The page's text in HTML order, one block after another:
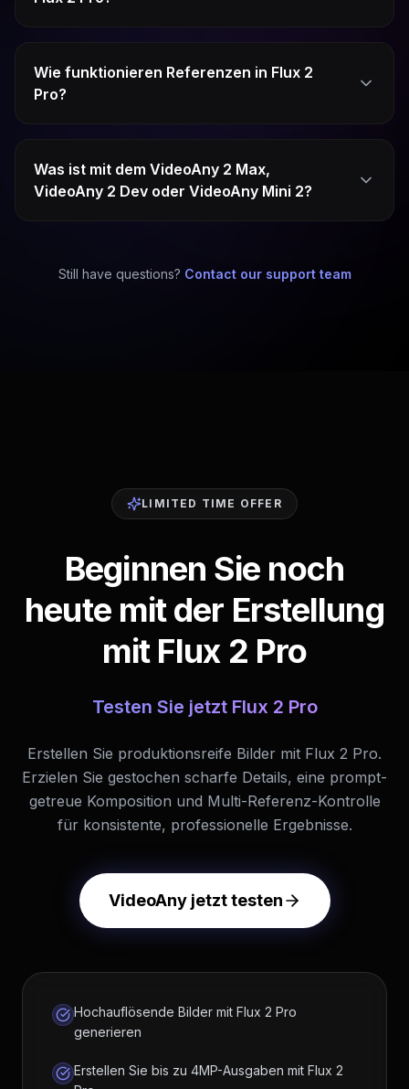
Wie funktionieren Referenzen in Flux 2
Pro?
Was ist mit dem VideoAny 2 Max,
VideoAny 2 Dev oder VideoAny Mini 2?
Still have questions? Contact our support team
LIMITED TIME OFFER
Beginnen Sie noch
heute mit der Erstellung
mit Flux 2 Pro
Testen Sie jetzt Flux 2 Pro
Erstellen Sie produktionsreife Bilder mit Flux 2 Pro.
Erzielen Sie gestochen scharfe Details, eine prompt-
getreue Komposition und Multi-Referenz-Kontrolle
für konsistente, professionelle Ergebnisse.
VideoAny jetzt testen
Hochauflösende Bilder mit Flux 2 Pro
generieren
Erstellen Sie bis zu 4MP-Ausgaben mit Flux 2